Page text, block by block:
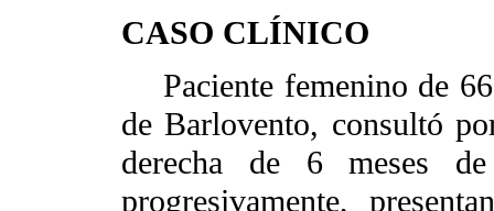
CASO CLÍNICO
Paciente femenino de 66
de Barlovento, consultó
derecha de 6 meses
progresivamente,